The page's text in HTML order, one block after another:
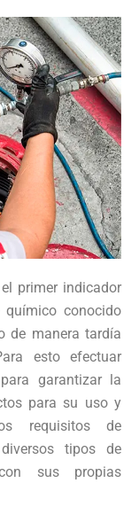
primer indicador
químico conocido
de manera tardía
estoefectuar
garantizar la
para su uso y
requisitos de
tipos de
sus propias